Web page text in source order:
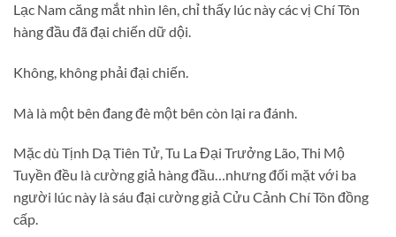
Lạc Nam căng mắt nhìn lên, chỉ thấy lúc này các vị Chí Tôn
hàng đầu đã đại chiến dữ dội.
Không, không phải đại chiến.
Mà là một bên đang đè một bên còn lại ra đánh.
Mặc dù Tịnh Dạ Tiên Tử, Tu La Đại Trưởng Lão, Thi Mộ
Tuyền đều là cường giả hàng đầu…nhưng đối mặt với ba
người lúc này là sáu đại cường giả Cửu Cảnh Chí Tôn đồng
cấp.